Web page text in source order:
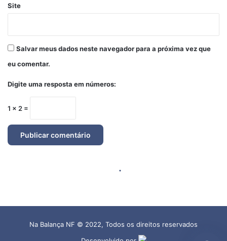
Na Balança NF © 2022, Todos os direitos reservados